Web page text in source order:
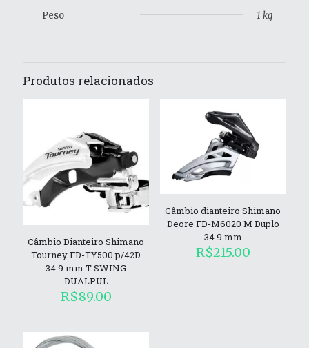
Peso 1 kg
Produtos relacionados
Câmbio Dianteiro Shimano
Tourney FD-TY500 p/42D
34.9 mm T SWING
DUALPUL
R$89.00
Câmbio dianteiro Shimano
Deore FD-M6020 M Duplo
34.9 mm
R$215.00